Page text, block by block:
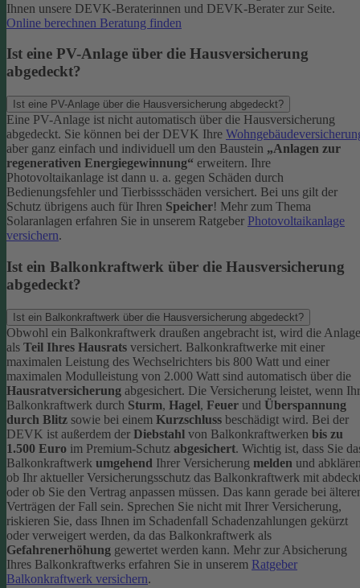
Ihnen unsere DEVK-Beraterinnen und DEVK-Berater zur Seite.
Online berechnen Beratung finden
Ist eine PV-Anlage über die Hausversicherung
abgedeckt?
Ist eine PV-Anlage über die Hausversicherung abgedeckt?
Eine PV-Anlage ist nicht automatisch über die Hausversicherung
abgedeckt. Sie können bei der DEVK Ihre
aber ganz einfach und individuell um den Baustein „Anlagen zur
regenerativen Energiegewinnung“ erweitern. Ihre
Photovoltaikanlage ist dann u. a. gegen Schäden durch
Bedienungsfehler und Tierbissschäden versichert. Bei uns gilt der
Schutz übrigens auch für Ihren Speicher! Mehr zum Thema
Solaranlagen erfahren Sie in unserem Ratgeber Photovoltaikanlage
versichern.
Ist ein Balkonkraftwerk über die Hausversicherung
abgedeckt?
Ist ein Balkonkraftwerk über die Hausversicherung abgedeckt?
Obwohl ein Balkonkraftwerk draußen angebracht ist, wird die Anlage
als Teil Ihres Hausrats versichert. Balkonkraftwerke mit einer
maximalen Leistung des Wechselrichters bis 800 Watt und einer
maximalen Modulleistung von 2.000 Watt sind automatisch über die
Hausratversicherung abgesichert. Die Versicherung leistet, wenn Ihr
Balkonkraftwerk durch Sturm, Hagel, Feuer und Überspannung
durch Blitz sowie bei einem Kurzschluss beschädigt wird. Bei der
DEVK ist außerdem der Diebstahl von Balkonkraftwerken bis zu
1.500 Euro im Premium-Schutz abgesichert. Wichtig ist, dass Sie
Balkonkraftwerk umgehend Ihrer Versicherung melden und
ob Ihr aktueller Versicherungsschutz das Balkonkraftwerk mit
oder ob Sie den Vertrag anpassen müssen. Das kann gerade bei
Verträgen der Fall sein. Sprechen Sie nicht mit Ihrer Versicherung,
riskieren Sie, dass Ihnen im Schadenfall Schadenzahlungen gekürzt
oder verweigert werden, da das Balkonkraftwerk als
Gefahrenerhöhung gewertet werden kann. Mehr zur Absicherung
Ihres Balkonkraftwerks erfahren Sie in unserem Ratgeber
Balkonkraftwerk versichern.